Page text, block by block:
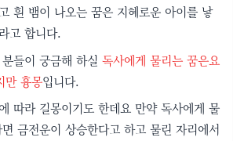
흰 뱀이 나오는 꿈은 지혜로운 아이를 낳
고 합니다.
들이 궁금해 하실 독사에게 물리는 꿈은요
만 흉몽입니다.
따라 길몽이기도 한데요 만약 독사에게 물
금전운이 상승한다고 하고 물린 자리에서